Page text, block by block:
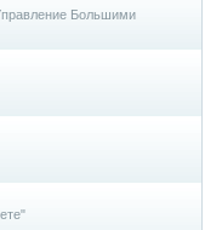
Большими